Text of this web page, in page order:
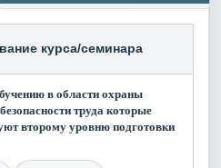
курса/семинара
в области охраны
труда которые
второму уровню подготовки